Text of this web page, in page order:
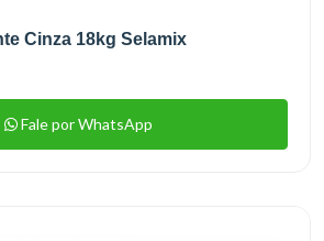
Cinza 18kg Selamix
Fale por WhatsApp